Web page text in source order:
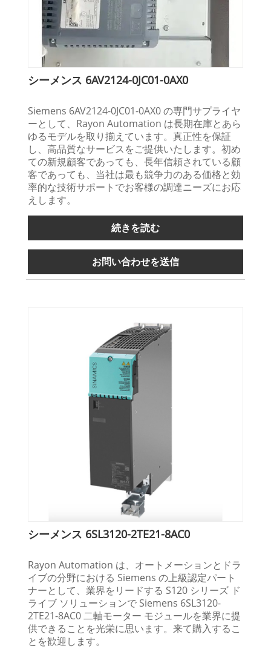
シーメンス 6AV2124-0JC01-0AX0
Siemens 6AV2124-0JC01-0AX0 の専門サプライヤ
ーとして、Rayon Automation は長期在庫とあら
ゆるモデルを取り揃えています。真正性を保証
し、高品質なサービスをご提供いたします。初め
ての新規顧客であっても、長年信頼されている顧
客であっても、当社は最も競争力のある価格と効
率的な技術サポートでお客様の調達ニーズにお応
えします。
続きを読む
お問い合わせを送信
シーメンス 6SL3120-2TE21-8AC0
Rayon Automation は、オートメーションとドラ
イブの分野における Siemens の上級認定パート
ナーとして、業界をリードする S120 シリーズ ド
ライブ ソリューションで Siemens 6SL3120-
2TE21-8AC0 二軸モーター モジュールを業界に提
供できることを光栄に思います。来て購入するこ
とを歓迎します。